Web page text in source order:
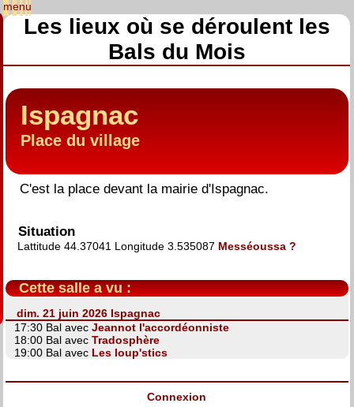
Les lieux où se déroulent les
Bals du Mois
Ispagnac
Place du village
C'est la place devant la mairie d'Ispagnac.
Situation
Lattitude 44.37041 Longitude 3.535087 Messéoussa ?
Cette salle a vu :
dim. 21 juin 2026 Ispagnac
17:30 Bal avec Jeannot l'accordéonniste
18:00 Bal avec Tradosphère
19:00 Bal avec Les loup'stics
Connexion